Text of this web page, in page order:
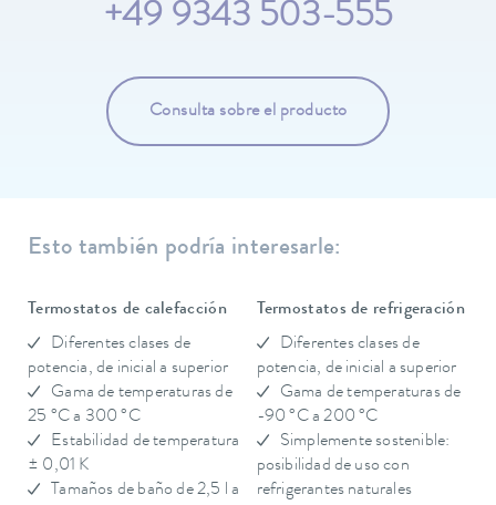
+49 9343 503-555
Consulta sobre el producto
Esto también podría interesarle:
Termostatos de calefacción
Diferentes clases de
potencia, de inicial a superior
Gama de temperaturas de
25 °C a 300 °C
Estabilidad de temperatura
± 0,01 K
Tamaños de baño de 2,5 l a
Termostatos de refrigeración
Diferentes clases de
potencia, de inicial a superior
Gama de temperaturas de
-90 °C a 200 °C
Simplemente sostenible:
posibilidad de uso con
refrigerantes naturales